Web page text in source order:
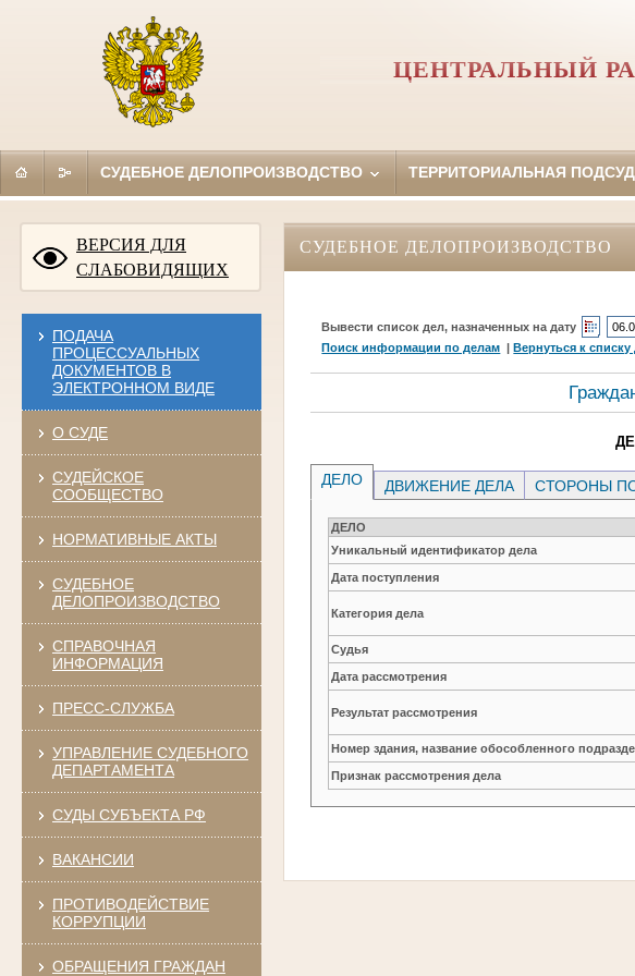
ЦЕНТРАЛЬНЫЙ
СУДЕБНОЕ ДЕЛОПРОИЗВОДСТВО ТЕРРИТОРИАЛЬНАЯ
ВЕРСИЯ ДЛЯ
СЛАБОВИДЯЩИХ
ПОДАЧА
ПРОЦЕССУАЛЬНЫХ
ДОКУМЕНТОВ В
ЭЛЕКТРОННОМ ВИДЕ
О СУДЕ
СУДЕЙСКОЕ
СООБЩЕСТВО
НОРМАТИВНЫЕ АКТЫ
СУДЕБНОЕ
ДЕЛОПРОИЗВОДСТВО
СПРАВОЧНАЯ
ИНФОРМАЦИЯ
ПРЕСС-СЛУЖБА
УПРАВЛЕНИЕ СУДЕБНОГО
ДЕПАРТАМЕНТА
СУДЫ СУБЪЕКТА РФ
ВАКАНСИИ
ПРОТИВОДЕЙСТВИЕ
КОРРУПЦИИ
ОБРАЩЕНИЯ ГРАЖДАН
СУДЕБНОЕ ДЕЛОПРОИЗВОДСТВО
Вывести список дел, назначенных на дату
Поиск информации по делам |Вернуться к списку
ДЕЛО ДВИЖЕНИЕ ДЕЛА СТОРОНЫ
ДЕЛО
Уникальный идентификатор дела
Дата поступления
Категория дела
Судья
Дата рассмотрения
Результат рассмотрения
Номер здания, название обособленного
Признак рассмотрения дела